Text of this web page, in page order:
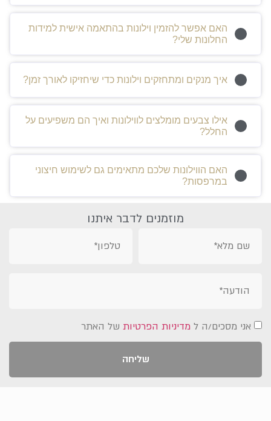
האם אפשר להזמין וילונות בהתאמה אישית למידות
החלונות שלי?
איך מנקים ומתחזקים וילונות כדי שיחזיקו לאורך זמן?
אילו צבעים מומלצים לווילונות ואיך הם משפיעים על
החלל?
האם הווילונות שלכם מתאימים גם לשימוש חיצוני
במרפסות?
מוזמנים לדבר איתנו
אני מסכים/ה ל מדיניות הפרטיות של האתר
שליחה